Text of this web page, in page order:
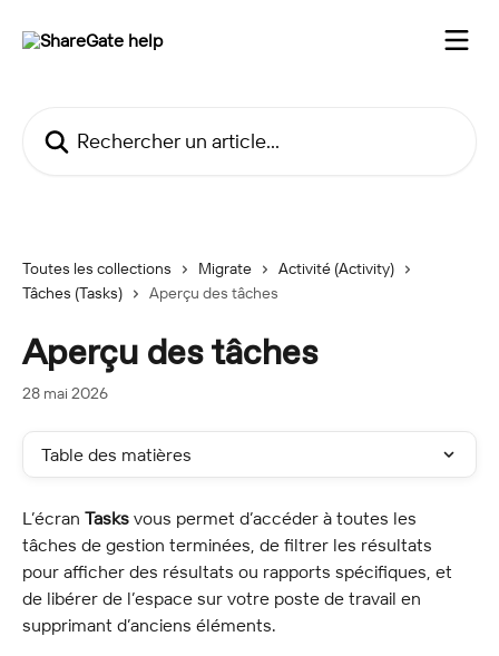
Toutes les collections Migrate
Activité (Activity)
Tâches (Tasks)
Aperçu des tâches
Aperçu des tâches
28 mai 2026
Table des matières
L’écran Tasks vous permet d’accéder à toutes les
tâches de gestion terminées, de filtrer les résultats
pour afficher des résultats ou rapports spécifiques, et
de libérer de l’espace sur votre poste de travail en
supprimant d’anciens éléments.